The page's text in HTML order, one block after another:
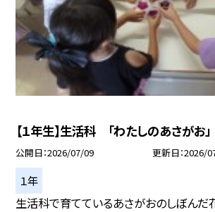
【１年生】生活科 「わたしのあさがお」
公開日 2026/07/09 更新日 2026/
１年
生活科で育てているあさがおのしぼんだ